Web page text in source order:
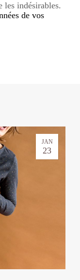
les indésirables.
de vos
JAN
23